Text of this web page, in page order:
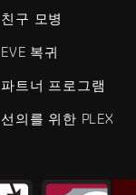
친구 모병
EVE 복귀
파트너 프로그램
선의를 위한 PLEX